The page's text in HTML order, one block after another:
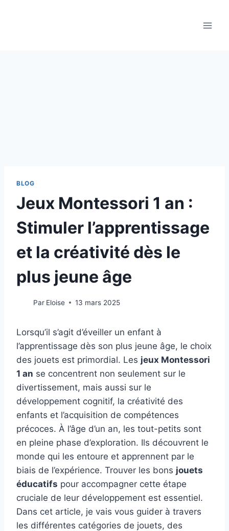
BLOG
Jeux Montessori 1 an :
Stimuler l’apprentissage
et la créativité dès le
plus jeune âge
Par Eloise 13 mars 2025
Lorsqu’il s’agit d’éveiller un enfant à
l’apprentissage dès son plus jeune âge, le choix
des jouets est primordial. Les jeux Montessori
1 an se concentrent non seulement sur le
divertissement, mais aussi sur le
développement cognitif, la créativité des
enfants et l’acquisition de compétences
précoces. À l’âge d’un an, les tout-petits sont
en pleine phase d’exploration. Ils découvrent le
monde qui les entoure et apprennent par le
biais de l’expérience. Trouver les bons jouets
éducatifs pour accompagner cette étape
cruciale de leur développement est essentiel.
Dans cet article, je vais vous guider à travers
les différentes catégories de jouets, des